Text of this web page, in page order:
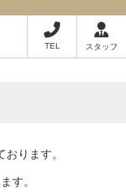
TEL スタッフ
ります。
す。